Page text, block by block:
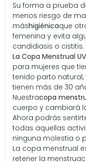
Su forma a prueba
menos riesgo de
máshigiénicaque
femenina y evita
candidiasis o cistitis.
La Copa Menstrual
para mujeres que
tenido parto natural,
tienen más de 30
Nuestracopa
cuerpo y cambiará
Ahora podrás
todas aquellas
ninguna molestia o
La copa menstrual
retener la